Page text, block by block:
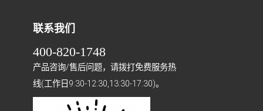
联系我们
400-820-1748
产品咨询/售后问题，请拨打免费服务热
线(工作日9:30-12:30,13:30-17:30)。